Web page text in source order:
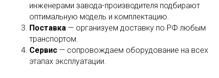
инженерами завода-производителя подбирают
оптимальную модель и комплектацию.
Поставка — организуем доставку по РФ любым
транспортом.
Сервис — сопровождаем оборудование на всех
этапах эксплуатации.